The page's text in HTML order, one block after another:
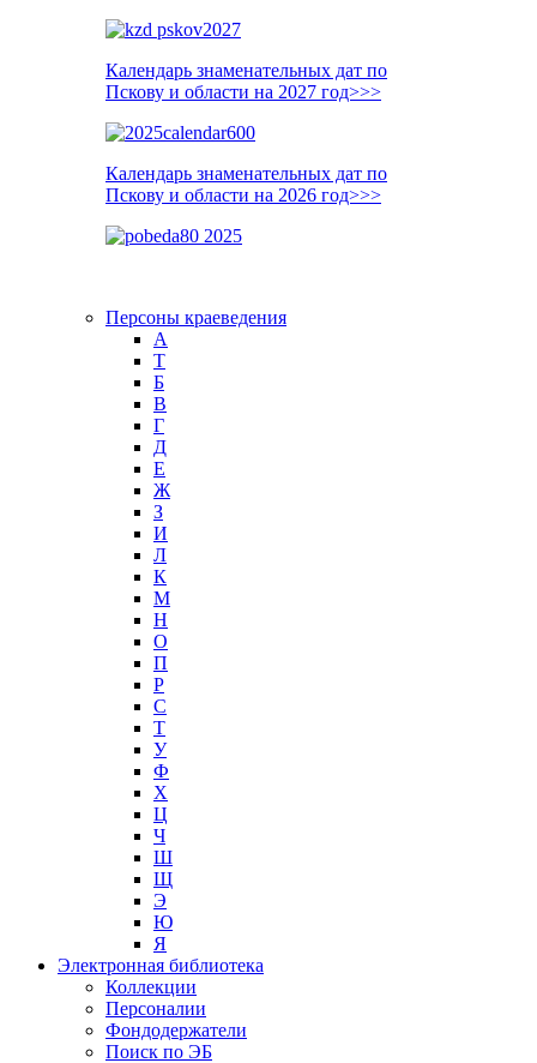
Календарь знаменательных дат по
Пскову и области на 2027 год>>>
Календарь знаменательных дат по
Пскову и области на 2026 год>>>
Персоны краеведения
А
T
Б
В
Г
Д
Е
Ж
З
И
Л
К
М
Н
О
П
Р
С
Т
У
Ф
Х
Ц
Ч
Ш
Щ
Э
Ю
Я
Электронная библиотека
Коллекции
Персоналии
Фондодержатели
Поиск по ЭБ